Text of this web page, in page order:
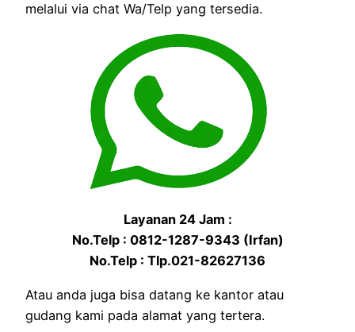
melalui via chat Wa/Telp yang tersedia.
Layanan 24 Jam :
No.Telp : 0812-1287-9343 (Irfan)
No.Telp : Tlp.021-82627136
Atau anda juga bisa datang ke kantor atau
gudang kami pada alamat yang tertera.